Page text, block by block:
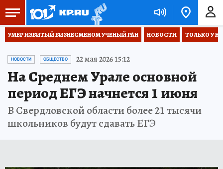
УМЕР ИЗБИТЫЙ БИЗНЕСМЕНОМ УЧЕНЫЙ РАН НОВОСТИ ТОЛЬКО У
НОВОСТИ ОБЩЕСТВО 22 мая 2026 15:12
На Среднем Урале основной
период ЕГЭ начнется 1 июня
В Свердловской области более 21 тысячи
школьников будут сдавать ЕГЭ